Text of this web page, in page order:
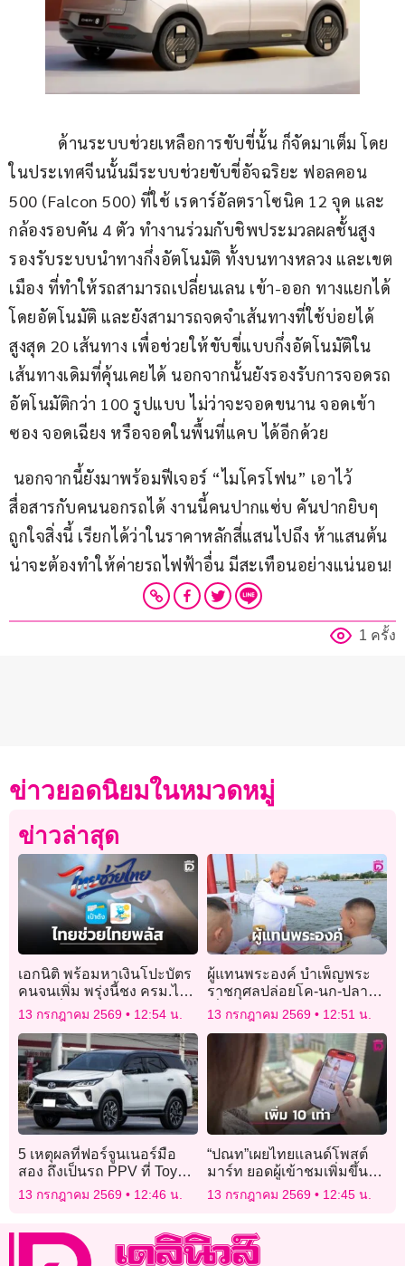
ด้านระบบช่วยเหลือการขับขี่นั้น ก็จัดมาเต็ม โดย
ในประเทศจีนนั้นมีระบบช่วยขับขี่อัจฉริยะ ฟอลคอน
500 (Falcon 500) ที่ใช้ เรดาร์อัลตราโซนิค 12 จุด และ
กล้องรอบคัน 4 ตัว ทำงานร่วมกับชิพประมวลผลชั้นสูง
รองรับระบบนำทางกึ่งอัตโนมัติ ทั้งบนทางหลวง และเขต
เมือง ที่ทำให้รถสามารถเปลี่ยนเลน เข้า-ออก ทางแยกได้
โดยอัตโนมัติ และยังสามารถจดจำเส้นทางที่ใช้บ่อยได้
สูงสุด 20 เส้นทาง เพื่อช่วยให้ขับขี่แบบกึ่งอัตโนมัติใน
เส้นทางเดิมที่คุ้นเคยได้ นอกจากนั้นยังรองรับการจอดรถ
อัตโนมัติกว่า 100 รูปแบบ ไม่ว่าจะจอดขนาน จอดเข้า
ซอง จอดเฉียง หรือจอดในพื้นที่แคบ ได้อีกด้วย
นอกจากนี้ยังมาพร้อมฟีเจอร์ “ไมโครโฟน” เอาไว้
สื่อสารกับคนนอกรถได้ งานนี้คนปากแซ่บ คันปากยิบๆ
ถูกใจสิ่งนี้ เรียกได้ว่าในราคาหลักสี่แสนไปถึง ห้าแสนต้น
น่าจะต้องทำให้ค่ายรถไฟฟ้าอื่น มีสะเทือนอย่างแน่นอน!
1 ครั้ง
ข่าวยอดนิยมในหมวดหมู่
ข่าวล่าสุด
เอกนิติ พร้อมหาเงินโปะบัตร
คนจนเพิ่ม พรุ่งนี้ชง ครม.ไฟ
เขียวเพิ่มกลุ่มเปราะบางคัด
กรองอีก 5 ล้านคน
13 กรกฎาคม 2569 12:54 น.
ผู้แทนพระองค์ บำเพ็ญพระ
ราชกุศลปล่อยโค-นก-ปลา
เนื่องในวันคล้ายวันประสูติ
“พระองค์เจ้าโสมสวลีฯ”
13 กรกฎาคม 2569 12:51 น.
5 เหตุผลที่ฟอร์จูนเนอร์มือ
สอง ถึงเป็นรถ PPV ที่ Toyota
Sure แนะนำ
13 กรกฎาคม 2569 12:46 น.
“ปณท”เผยไทยแลนด์โพสต์
มาร์ท ยอดผู้เข้าชมเพิ่มขึ้น
กว่า 10 เท่า
13 กรกฎาคม 2569 12:45 น.